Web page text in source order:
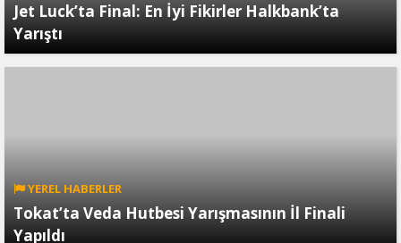
Jet Luck’ta Final: En İyi Fikirler Halkbank’ta
Yarıştı
YEREL HABERLER
Tokat’ta Veda Hutbesi Yarışmasının İl Finali
Yapıldı